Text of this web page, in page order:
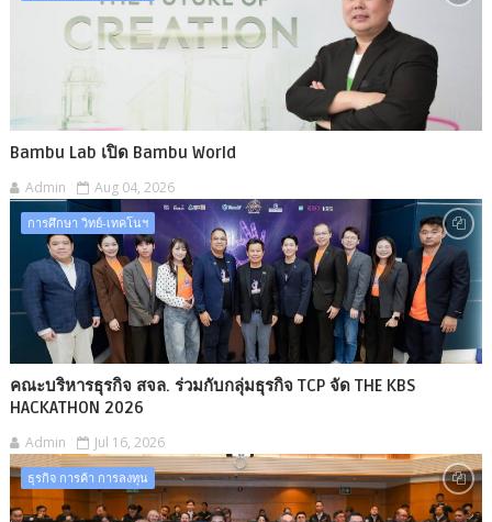
Bambu Lab เปิด Bambu World
Admin Aug 04, 2026
การศึกษา วิทย์-เทคโนฯ
คณะบริหารธุรกิจ สจล. ร่วมกับกลุ่มธุรกิจ TCP จัด THE KBS
HACKATHON 2026
Admin Jul 16, 2026
ธุรกิจ การค้า การลงทุน​